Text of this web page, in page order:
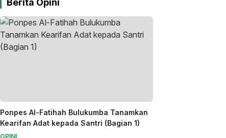
Berita Opini
Ponpes Al-Fatihah Bulukumba Tanamkan
Kearifan Adat kepada Santri (Bagian 1)
OPINI